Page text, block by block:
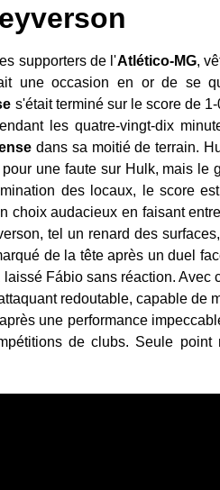
supporters de l'Atlético-MG,
une occasion en or de se
s'était terminé sur le score de
les quatre-vingt-dix
dans sa moitié de terrain.
une faute sur Hulk, mais le
des locaux, le score
choix audacieux en faisant
tel un renard des
de la tête après un duel
Fábio sans réaction.
redoutable, capable de
une performance
de clubs. Seule point